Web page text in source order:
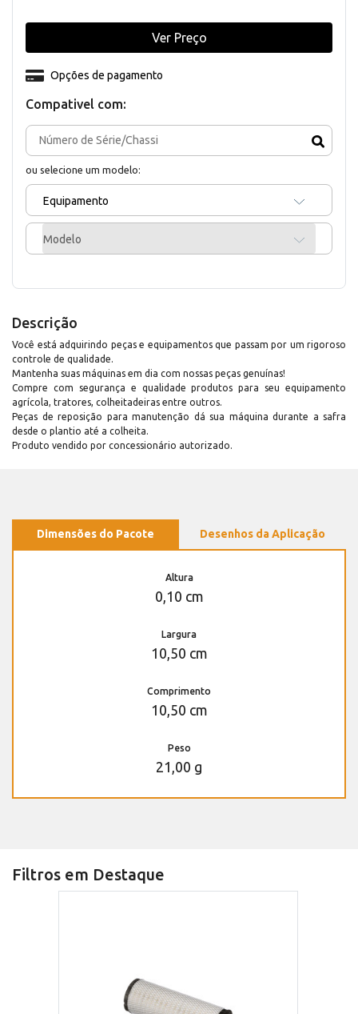
Compativel com:
ou selecione um modelo:
Equipamento
Modelo
Opções de pagamento
Ver Preço
Descrição
Você está adquirindo peças e equipamentos que passam por um rigoroso
controle de qualidade.
Mantenha suas máquinas em dia com nossas peças genuínas!
Compre com segurança e qualidade produtos para seu equipamento
agrícola, tratores, colheitadeiras entre outros.
Peças de reposição para manutenção dá sua máquina durante a safra
desde o plantio até a colheita.
Produto vendido por concessionário autorizado.
Dimensões do Pacote Desenhos da Aplicação
Altura
0,10 cm
Largura
10,50 cm
Comprimento
10,50 cm
Peso
21,00 g
Filtros em Destaque